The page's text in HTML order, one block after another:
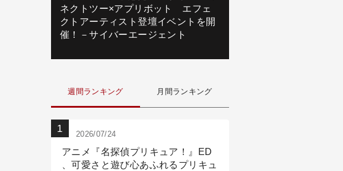
ネクトツー×アプリボット エフェ
クトアーティスト登壇イベントを開
催！－サイバーエージェント
週間ランキング 月間ランキング
2026/07/24
アニメ『名探偵プリキュア！』ED
、可愛さと遊び心あふれるプリキュ